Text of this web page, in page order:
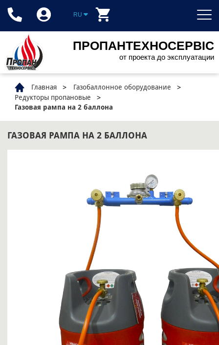
ПРОПАНТЕХНОСЕРВІС
от проекта до эксплуатации
RU
Главная
Газобаллонное оборудование
Редукторы пропановые
Газовая рампа на 2 баллона
ГАЗОВАЯ РАМПА НА 2 БАЛЛОНА